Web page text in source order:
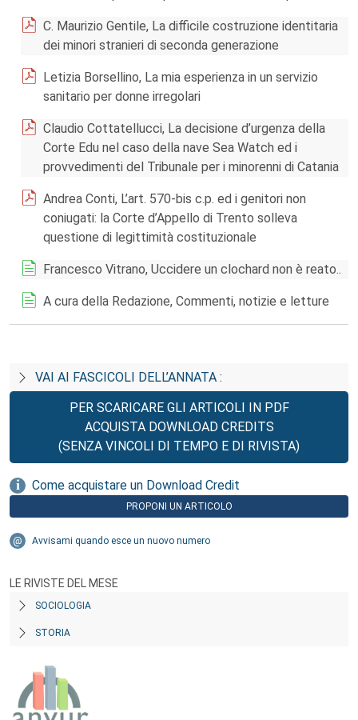
C. Maurizio Gentile, La difficile costruzione identitaria
dei minori stranieri di seconda generazione
Letizia Borsellino, La mia esperienza in un servizio
sanitario per donne irregolari
Claudio Cottatellucci, La decisione d’urgenza della
Corte Edu nel caso della nave Sea Watch ed i
provvedimenti del Tribunale per i minorenni di Catania
Andrea Conti, L’art. 570-bis c.p. ed i genitori non
coniugati: la Corte d’Appello di Trento solleva
questione di legittimità costituzionale
Francesco Vitrano, Uccidere un clochard non è reato..
A cura della Redazione, Commenti, notizie e letture
VAI AI FASCICOLI DELL’ANNATA :
PER SCARICARE GLI ARTICOLI IN PDF
ACQUISTA DOWNLOAD CREDITS
(SENZA VINCOLI DI TEMPO E DI RIVISTA)
Come acquistare un Download Credit
PROPONI UN ARTICOLO
Avvisami quando esce un nuovo numero
LE RIVISTE DEL MESE
SOCIOLOGIA
STORIA